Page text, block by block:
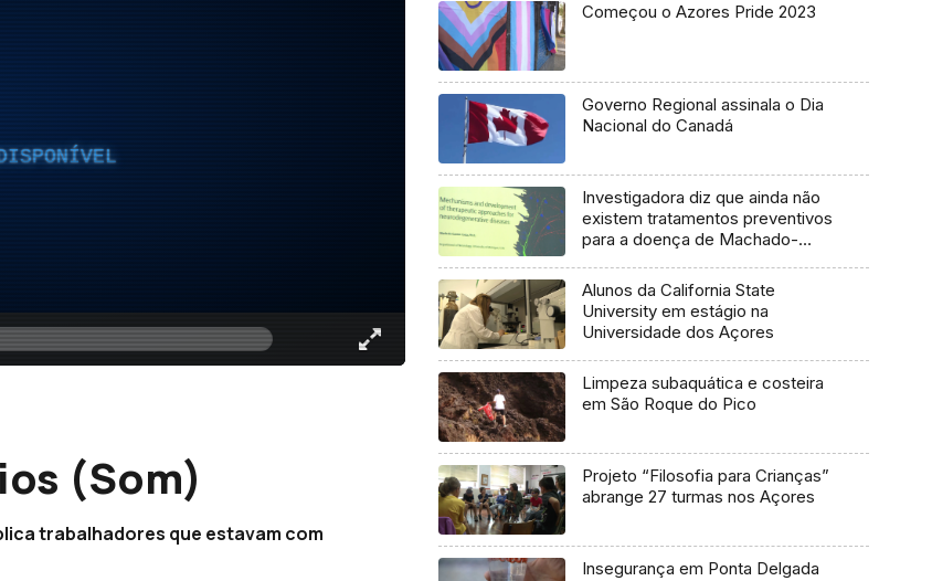
(Som)
trabalhadores que estavam com
Começou o Azores Pride 2023
Governo Regional assinala o Dia
Nacional do Canadá
Investigadora diz que ainda não
existem tratamentos preventivos
para a doença de Machado-
Alunos da California State
University em estágio na
Universidade dos Açores
Limpeza subaquática e costeira
em São Roque do Pico
Projeto “Filosofia para Crianças”
abrange 27 turmas nos Açores
Insegurança em Ponta Delgada